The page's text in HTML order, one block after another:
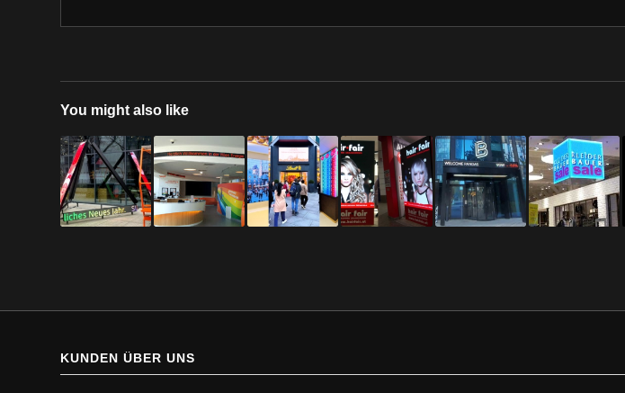
You might also like
KUNDEN ÜBER UNS